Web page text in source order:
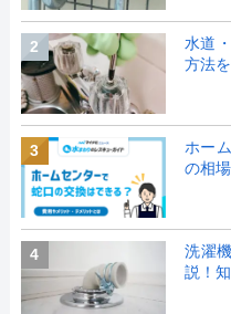
2
水道
方法
3
ホー
の相
4
洗濯
説！